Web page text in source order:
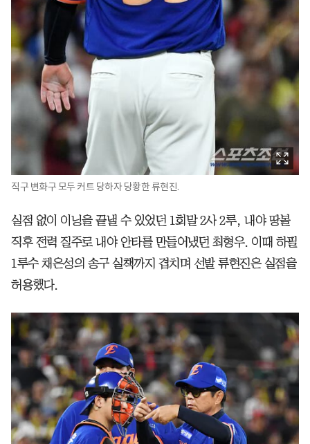
직구 변화구 모두 커트 당하자 당황한 류현진.
실점 없이 이닝을 끝낼 수 있었던 1회말 2사 2루, 내야 땅볼
직후 전력 질주로 내야 안타를 만들어냈던 최형우. 이때 하필
1루수 채은성의 송구 실책까지 겹치며 선발 류현진은 실점을
허용했다.